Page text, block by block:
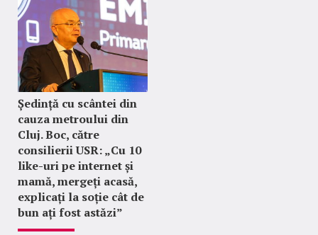
Ședință cu scântei din
cauza metroului din
Cluj. Boc, către
consilierii USR: „Cu 10
like-uri pe internet și
mamă, mergeți acasă,
explicați la soție cât de
bun ați fost astăzi”